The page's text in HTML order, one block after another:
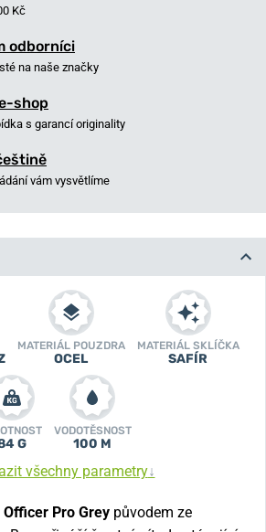
Kč
odborníci
na naše značky
shop
s garancí originality
vám vysvětlíme
MATERIÁL POUZDRA
OCEL
MATERIÁL SKLÍČKA
SAFÍR
G
VODOTĚSNOST
100 M
všechny parametry↓
Pro Grey původem ze